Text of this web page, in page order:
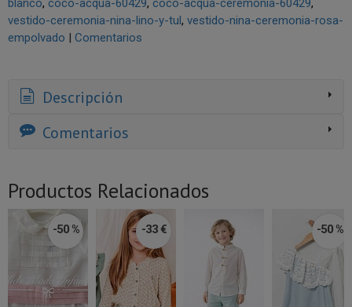
blanco coco-acqua-60429 coco-acqua-ceremonia-60429
vestido-ceremonia-nina-lino-y-tul vestido-nina-ceremonia-rosa-
empolvado | Comentarios
Descripción
Comentarios
Productos Relacionados
-50 % -33 € -50 %